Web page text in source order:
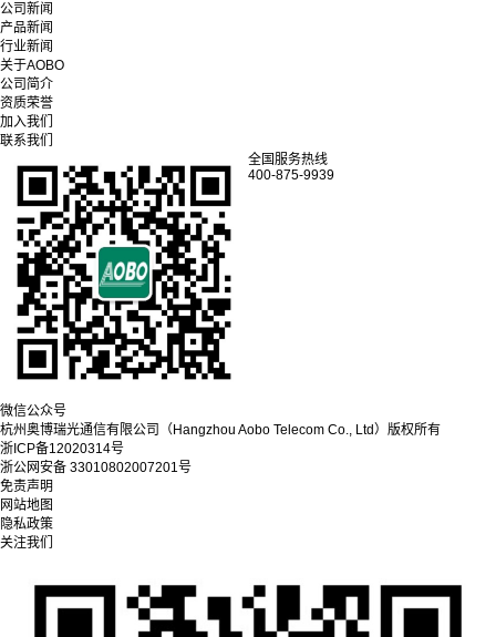
公司新闻
产品新闻
行业新闻
关于AOBO
公司简介
资质荣誉
加入我们
联系我们
微信公众号
全国服务热线
400-875-9939
杭州奥博瑞光通信有限公司（Hangzhou Aobo Telecom Co., Ltd） 版权所有
浙ICP备12020314号
浙公网安备 33010802007201号
免责声明
网站地图
隐私政策
关注我们